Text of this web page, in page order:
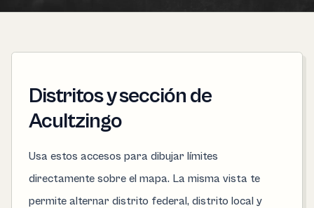
Distritos y sección de
Acultzingo
Usa estos accesos para dibujar límites
directamente sobre el mapa. La misma vista te
permite alternar distrito federal, distrito local y